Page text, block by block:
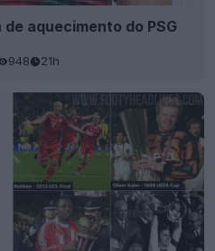
aquecimento do PSG
948 21h